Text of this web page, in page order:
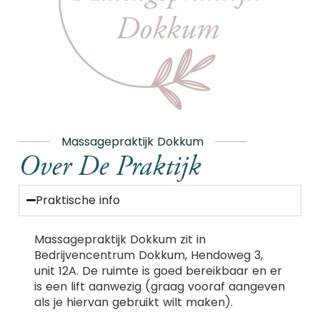
Massagepraktijk Dokkum
Over De Praktijk
Praktische info
Massagepraktijk Dokkum zit in
Bedrijvencentrum Dokkum, Hendoweg 3,
unit 12A. De ruimte is goed bereikbaar en er
is een lift aanwezig (graag vooraf aangeven
als je hiervan gebruikt wilt maken).